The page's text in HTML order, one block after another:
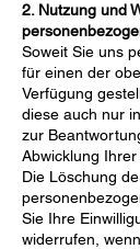
2. Nutzung und
Soweit Sie uns
für einen der
Verfügung
diese auch nur
zur
Abwicklung
Die Löschung
Sie Ihre
widerrufen,